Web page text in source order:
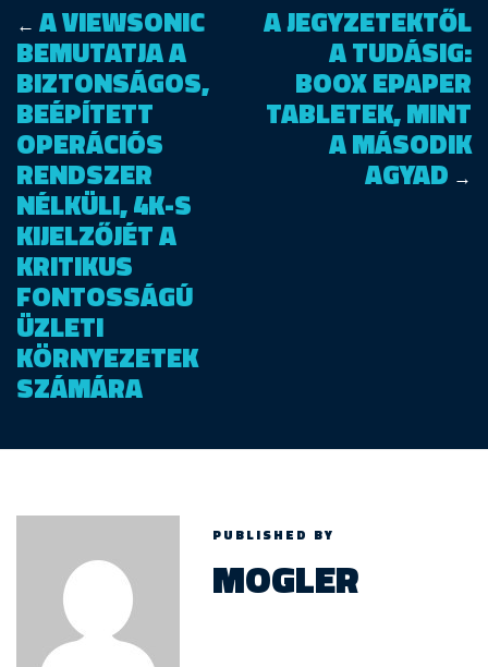
← A VIEWSONIC
BEMUTATJA A
BIZTONSÁGOS,
BEÉPÍTETT
OPERÁCIÓS
RENDSZER
NÉLKÜLI, 4K-S
KIJELZŐJÉT A
KRITIKUS
FONTOSSÁGÚ
ÜZLETI
KÖRNYEZETEK
SZÁMÁRA
A JEGYZETEKTŐL
A TUDÁSIG:
BOOX EPAPER
TABLETEK, MINT
A MÁSODIK
AGYAD →
PUBLISHED BY
MOGLER